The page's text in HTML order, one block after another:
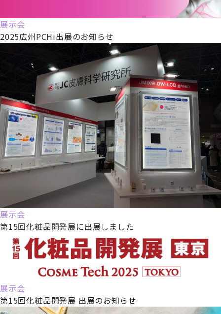
展示会
2025広州PCHi出展のお知らせ
展示会
第15回化粧品開発展に出展しました
展示会
第15回化粧品開発展 出展のお知らせ